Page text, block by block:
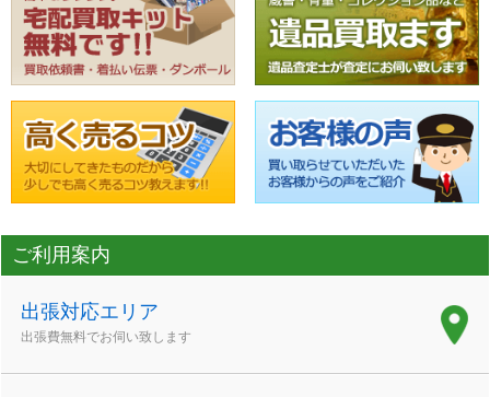
ご利用案内
出張対応エリア
出張費無料でお伺い致します